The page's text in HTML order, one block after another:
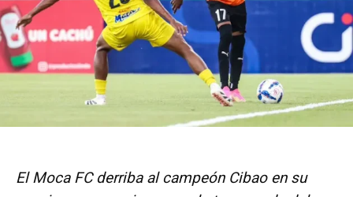
El Moca FC derriba al campeón Cibao en su